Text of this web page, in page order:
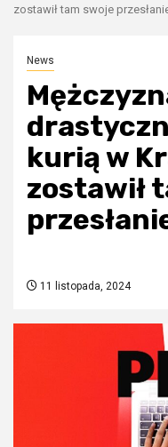
zostawił tam swoje
News
kurią w
zostawił
11 listopada, 2024